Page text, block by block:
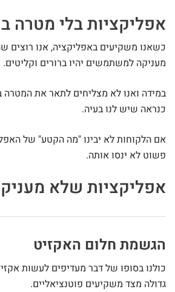
אפליקציות בלי מטרה
כשאנו משקיעים באפליקציה, אנו רוצים
מעניקה למשתמשים יהיו ברורים וקליטים.
במידה ואנו לא מצליחים לתאר את
כנראה שיש לנו בעיה.
אם הלקוחות לא יבינו "מה הקטע" של
פשוט לא ינסו אותה.
אפליקציות שלא
הגשמת חלום האקזיט
כולנו בסופו של דבר מעדיפים לעשות
גדולה מצד משקיעים פוטנציאליים.